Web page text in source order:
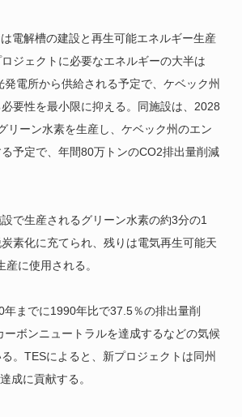
電解槽の建設と再生可能エネルギー生産
ジェクトに必要なエネルギーの大半は
発電所から供給される予定で、ケベック州
要性を最小限に抑える。同施設は、2028
リーン水素を生産し、ケベック州のエン
る予定で、年間80万トンのCO2排出量削減
で生産されるグリーン水素の約3分の1
素化に充てられ、残りは電気再生可能天
に使用される。
までに1990年比で37.5％の排出量削
ボンニュートラルを達成するなどの気候
。TESによると、新プロジェクトは同州
成に貢献する。